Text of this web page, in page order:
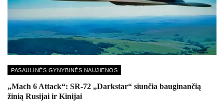
PASAULINĖS GYNYBINĖS NAUJIENOS
„Mach 6 Attack“: SR-72 „Darkstar“ siunčia bauginančią
žinią Rusijai ir Kinijai